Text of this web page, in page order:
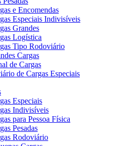
e Encomendas
Especiais Indivisíveis
Grandes
Logística
Tipo Rodoviário
Cargas
de Cargas
de Cargas Especiais
Especiais
Indivisíveis
para Pessoa Física
Pesadas
Rodoviário